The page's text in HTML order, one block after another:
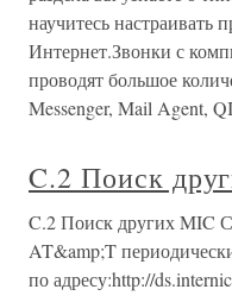
научитесь настраивать
Интернет.Звонки с
проводят большое
Messenger, Mail Agent,
C.2 Поиск
C.2 Поиск других MIC
AT&amp;T
по адресу:http://